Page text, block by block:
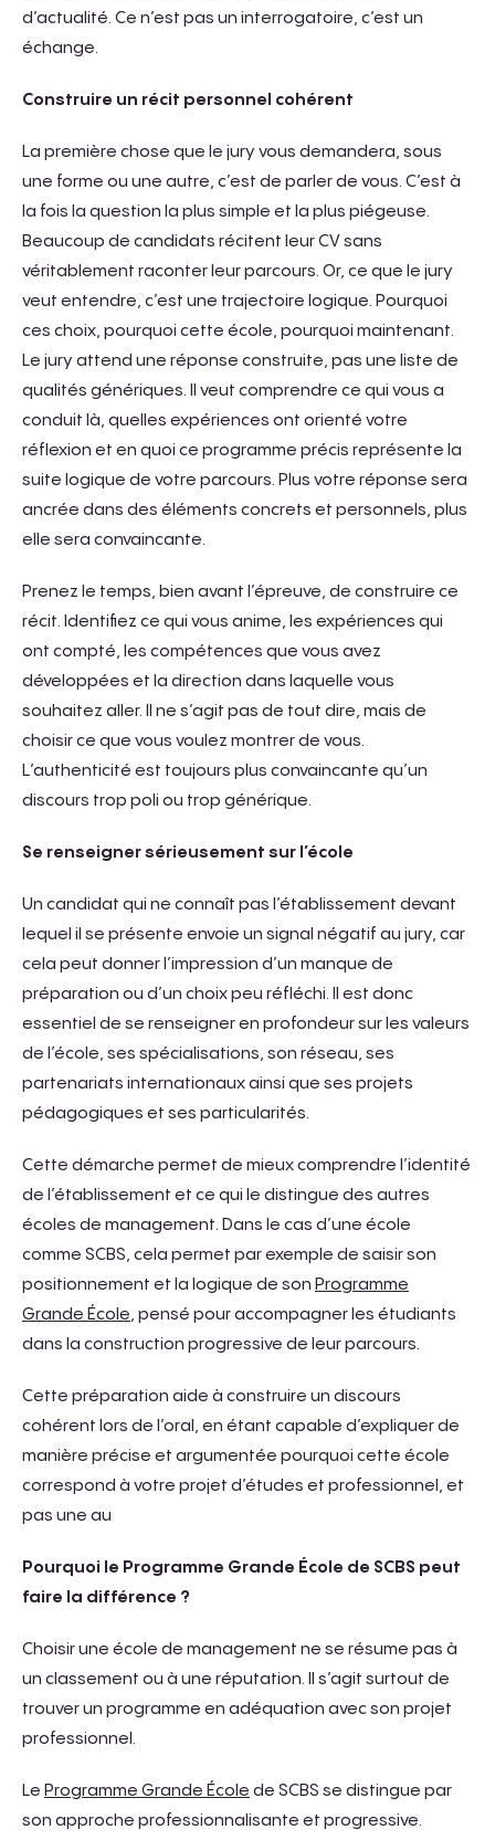
d’actualité. Ce n’est pas un interrogatoire, c’est un
échange.
Construire un récit personnel cohérent
La première chose que le jury vous demandera, sous
une forme ou une autre, c’est de parler de vous. C’est à
la fois la question la plus simple et la plus piégeuse.
Beaucoup de candidats récitent leur CV sans
véritablement raconter leur parcours. Or, ce que le jury
veut entendre, c’est une trajectoire logique. Pourquoi
ces choix, pourquoi cette école, pourquoi maintenant.
Le jury attend une réponse construite, pas une liste de
qualités génériques. Il veut comprendre ce qui vous a
conduit là, quelles expériences ont orienté votre
réflexion et en quoi ce programme précis représente la
suite logique de votre parcours. Plus votre réponse sera
ancrée dans des éléments concrets et personnels, plus
elle sera convaincante.
Prenez le temps, bien avant l’épreuve, de construire ce
récit. Identifiez ce qui vous anime, les expériences qui
ont compté, les compétences que vous avez
développées et la direction dans laquelle vous
souhaitez aller. Il ne s’agit pas de tout dire, mais de
choisir ce que vous voulez montrer de vous.
L’authenticité est toujours plus convaincante qu’un
discours trop poli ou trop générique.
Se renseigner sérieusement sur l’école
Un candidat qui ne connaît pas l’établissement devant
lequel il se présente envoie un signal négatif au jury, car
cela peut donner l’impression d’un manque de
préparation ou d’un choix peu réfléchi. Il est donc
essentiel de se renseigner en profondeur sur les valeurs
de l’école, ses spécialisations, son réseau, ses
partenariats internationaux ainsi que ses projets
pédagogiques et ses particularités.
Cette démarche permet de mieux comprendre l’identité
de l’établissement et ce qui le distingue des autres
écoles de management. Dans le cas d’une école
comme SCBS, cela permet par exemple de saisir son
positionnement et la logique de son Programme
Grande École, pensé pour accompagner les étudiants
dans la construction progressive de leur parcours.
Cette préparation aide à construire un discours
cohérent lors de l’oral, en étant capable d’expliquer de
manière précise et argumentée pourquoi cette école
correspond à votre projet d’études et professionnel, et
pas une au
Pourquoi le Programme Grande École de SCBS peut
faire la différence ?
Choisir une école de management ne se résume pas à
un classement ou à une réputation. Il s’agit surtout de
trouver un programme en adéquation avec son projet
professionnel.
Le Programme Grande École de SCBS se distingue par
son approche professionnalisante et progressive.